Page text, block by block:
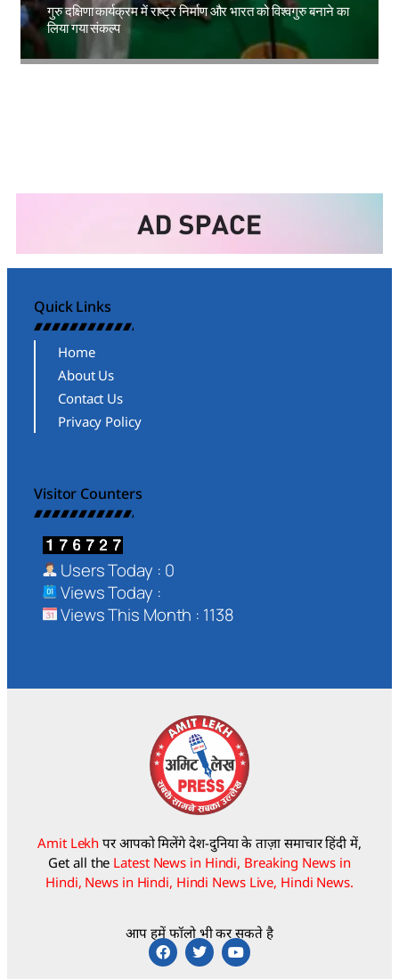
गुरु दक्षिणा कार्यक्रम में राष्ट्र निर्माण और भारत को विश्वगुरु बनाने का
लिया गया संकल्प
Quick Links
Home
About Us
Contact Us
Privacy Policy
Visitor Counters
Users Today : 0
Views Today :
Views This Month : 1138
Amit Lekh पर आपको मिलेंगे देश-दुनिया के ताज़ा समाचार हिंदी में,
Get all the Latest News in Hindi, Breaking News in
Hindi, News in Hindi, Hindi News Live, Hindi News.
आप हमें फॉलो भी कर सकते है